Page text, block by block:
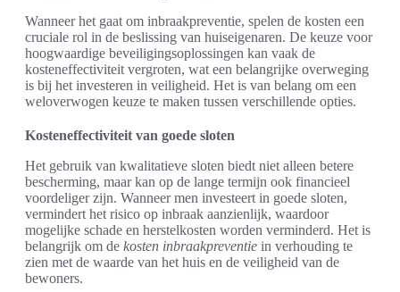
Wanneer het gaat om inbraakpreventie, spelen de kosten een
cruciale rol in de beslissing van huiseigenaren. De keuze voor
hoogwaardige beveiligingsoplossingen kan vaak de
kosteneffectiviteit vergroten, wat een belangrijke overweging
is bij het investeren in veiligheid. Het is van belang om een
weloverwogen keuze te maken tussen verschillende opties.
Kosteneffectiviteit van goede sloten
Het gebruik van kwalitatieve sloten biedt niet alleen betere
bescherming, maar kan op de lange termijn ook financieel
voordeliger zijn. Wanneer men investeert in goede sloten,
vermindert het risico op inbraak aanzienlijk, waardoor
mogelijke schade en herstelkosten worden verminderd. Het is
belangrijk om de kosten inbraakpreventie in verhouding te
zien met de waarde van het huis en de veiligheid van de
bewoners.